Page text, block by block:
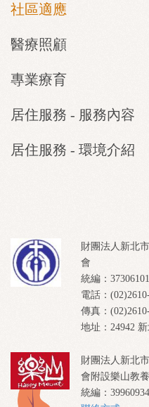
社區適應
醫療照顧
專業療育
居住服務 - 服務內容
居住服務 - 環境介紹
財團法人新北
會
統編：37306101
電話：
傳真：
地址：24942
財團法人新北
會附設樂山教
統編：39960934